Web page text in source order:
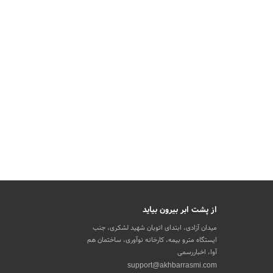
از پشت ابر بیرون بیاید
میدان آزادی، ابتدای اتوبان شهید لشکری، جنب
ایستگاه مترو بیمه، کارخانه نوآوری، ساختمان هم
آوا، اخباررسمی
support@akhbarrasmi.com